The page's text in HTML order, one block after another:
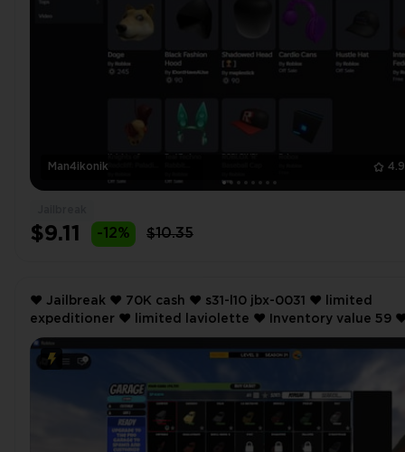
Man4ikonik
$9.11 -12% $10.35
❤️ Jailbreak ❤️ 70K cash ❤️ s31-l10 jbx-0031 ❤️ limited
expeditioner ❤️ limited laviolette ❤️ Inventory value 59 ❤️
26 Offsale items ❤️